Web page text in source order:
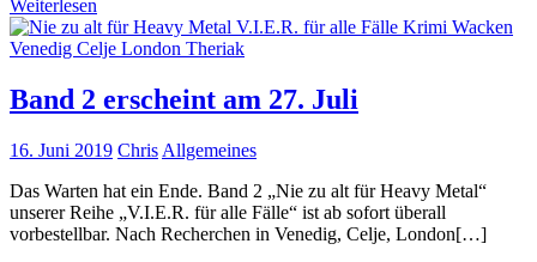
Weiterlesen
Band 2 erscheint am 27. Juli
16. Juni 2019 Chris Allgemeines
Das Warten hat ein Ende. Band 2 „Nie zu alt für Heavy Metal“
unserer Reihe „V.I.E.R. für alle Fälle“ ist ab sofort überall
vorbestellbar. Nach Recherchen in Venedig, Celje, London[…]